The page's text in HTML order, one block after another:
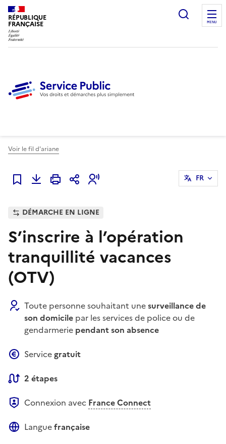
RÉPUBLIQUE
FRANÇAISE
Ouvrir
MENU
Voir le fil d'ariane
Ajouter à mes favoris
FR
DÉMARCHE EN LIGNE
S’inscrire à l’opération
tranquillité vacances
(OTV)
Toute personne souhaitant unesurveillance de
son domicile par les services de police ou de
gendarmerie pendant son absence
Service gratuit
2 étapes
Connexion avec France Connect
Languefrançaise